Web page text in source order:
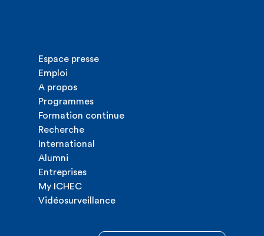
Espace presse
Emploi
A propos
Programmes
Formation continue
Recherche
International
Alumni
Entreprises
My ICHEC
Vidéosurveillance